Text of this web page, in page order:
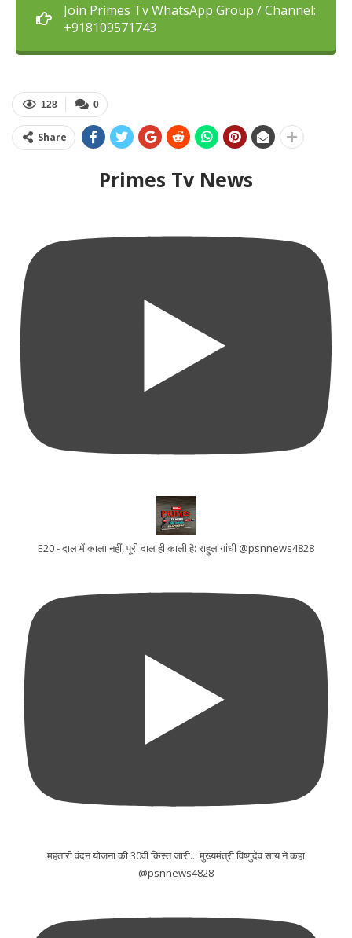
Join Primes Tv WhatsApp Group / Channel:
+918109571743
0
128
Share
Primes Tv News
E20 - दाल में काला नहीं, पूरी दाल ही काली है: राहुल गांधी @psnnews4828
महतारी वंदन योजना की 30वीं किस्त जारी... मुख्यमंत्री विष्णुदेव साय ने कहा
@psnnews4828